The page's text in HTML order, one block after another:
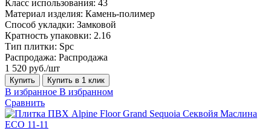
Класс использования: 43
Материал изделия: Камень-полимер
Способ укладки: Замковой
Кратность упаковки: 2.16
Тип плитки: Spc
Распродажа: Распродажа
1 520 руб./шт
Купить Купить в 1 клик
В избранное В избранном
Сравнить